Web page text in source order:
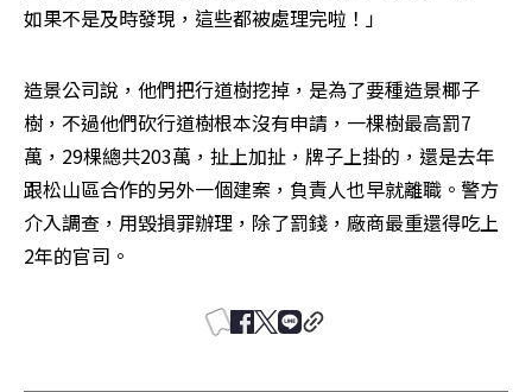
如果不是及時發現，這些都被處理完啦！」
造景公司說，他們把行道樹挖掉，是為了要種造景椰子
樹，不過他們砍行道樹根本沒有申請，一棵樹最高罰7
萬，29棵總共203萬，扯上加扯，牌子上掛的，還是去年
跟松山區合作的另外一個建案，負責人也早就離職。警方
介入調查，用毀損罪辦理，除了罰錢，廠商最重還得吃上
2年的官司。